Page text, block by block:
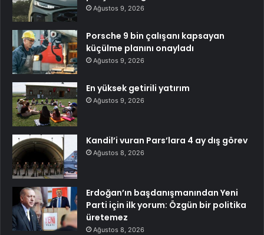
Ağustos 9, 2026
Porsche 9 bin çalışanı kapsayan
küçülme planını onayladı
Ağustos 9, 2026
En yüksek getirili yatırım
Ağustos 9, 2026
Kandil’i vuran Pars’lara 4 ay dış görev
Ağustos 8, 2026
Erdoğan’ın başdanışmanından Yeni
Parti için ilk yorum: Özgün bir politika
üretemez
Ağustos 8, 2026